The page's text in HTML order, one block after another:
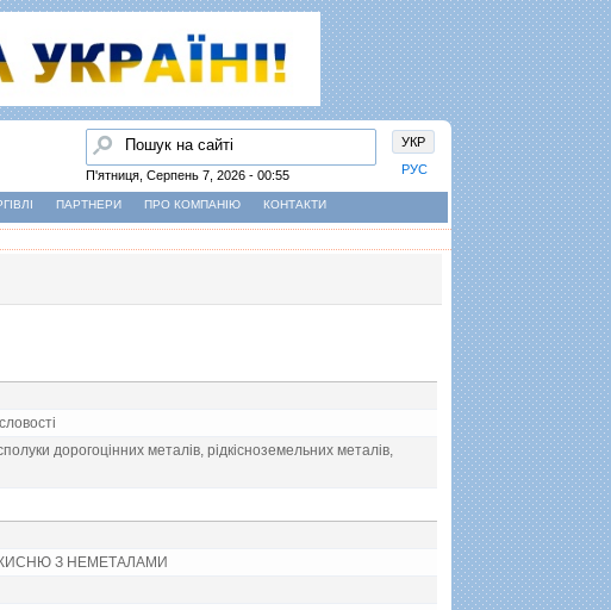
УКР
РУС
Пошук
П'ятниця, Серпень 7, 2026 - 00:55
ПАРТНЕРИ ПРО КОМПАНІЮ КОНТАКТИ
дорогоцiнних металiв, рiдкiсноземельних металiв,
З НЕМЕТАЛАМИ